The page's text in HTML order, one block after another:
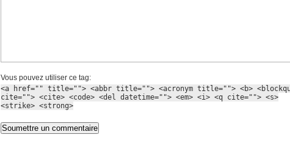
Vous pouvez utiliser ce tag:
<a href="" title=""> <abbr title=""> <acronym title=""> <b>
cite=""> <cite> <code> <del datetime=""> <em> <i> <q cite=""> <s>
<strike> <strong>